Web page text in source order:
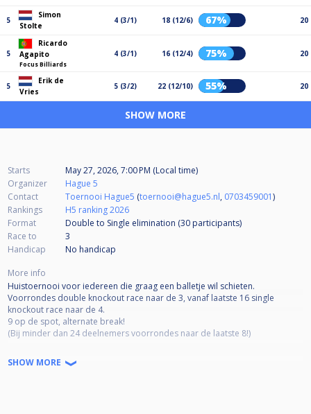
5
Simon
Stolte
4 (3/1) 18 (12/6) 67% 20
5
Ricardo
Agapito
Focus Billiards
4 (3/1) 16 (12/4) 75% 20
5
Erik de
Vries
5 (3/2) 22 (12/10) 55% 20
SHOW MORE
Starts
May 27, 2026, 7:00 PM (Local time)
Organizer
Hague 5
Contact
Toernooi Hague5 (toernooi@hague5.nl, 0703459001)
Rankings
H5 ranking 2026
Format
Double to Single elimination (30 participants)
Race to
3
Handicap
No handicap
More info
Huistoernooi voor iedereen die graag een balletje wil schieten.
Voorrondes double knockout race naar de 3, vanaf laatste 16 single
knockout race naar de 4.
9 op de spot, alternate break!
(Bij minder dan 24 deelnemers voorrondes naar de laatste 8!)
Deelname 10 euro cash te betalen voor aanvang toernooi.
SHOW MORE